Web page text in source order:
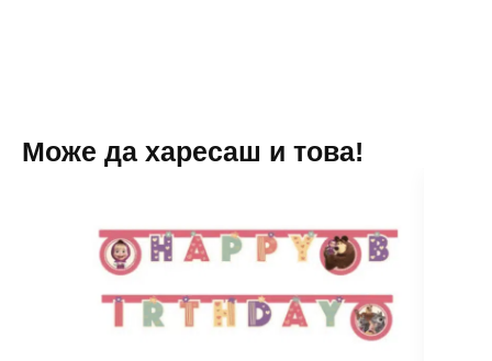
Може да харесаш и това!